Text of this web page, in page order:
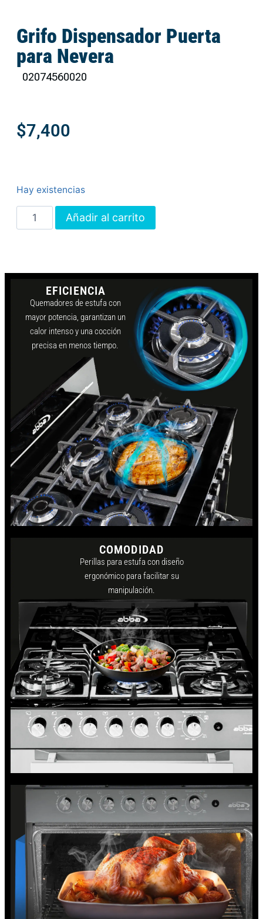
Grifo Dispensador Puerta
para Nevera
02074560020
$7,400
Hay existencias
Añadir al carrito
EFICIENCIA
Quemadores de estufa con
mayor potencia, garantizan un
calor intenso y una cocción
precisa en menos tiempo.
COMODIDAD
Perillas para estufa con diseño
ergonómico para facilitar su
manipulación.